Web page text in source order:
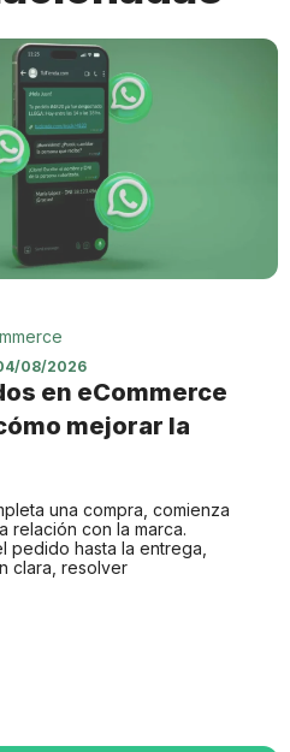
08/2026
en eCommerce
mejorar la
una compra, comienza
relación con la marca.
pedido hasta la entrega,
clara, resolver